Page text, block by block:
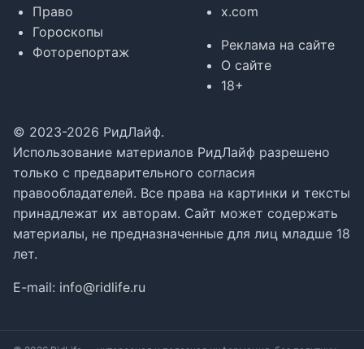
Право
Гороскопы
Фоторепортаж
x.com
Реклама на сайте
О сайте
18+
© 2023-2026 РидЛайф.
Использование материалов РидЛайф разрешено
только с предварительного согласия
правообладателей. Все права на картинки и тексты
принадлежат их авторам. Сайт может содержать
материалы, не предназначенные для лиц младше 18
лет.
E-mail: info@ridlife.ru